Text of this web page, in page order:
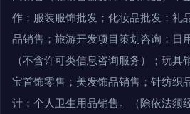
作；服装服饰批发；化妆品批发；礼
品销售；旅游开发项目策划咨询；日
（不含许可类信息咨询服务）；玩具
宝首饰零售；美发饰品销售；针纺织
计；个人卫生用品销售。（除依法须